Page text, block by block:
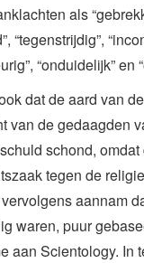
als
“tegenstrijdig”,
“onduidelijk” en
dat de aard van
van de gedaagden
schond,
tegen de
aannam
waren, puur
aan Scientology. In